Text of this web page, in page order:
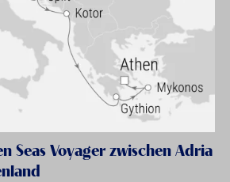
Seas Voyager zwischen Adria